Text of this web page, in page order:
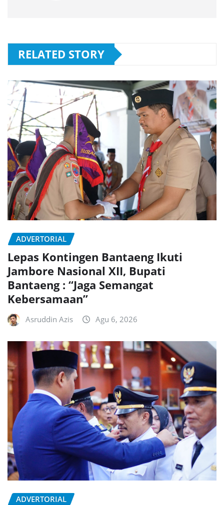
RELATED STORY
ADVERTORIAL
Lepas Kontingen Bantaeng Ikuti
Jambore Nasional XII, Bupati
Bantaeng : “Jaga Semangat
Kebersamaan”
Asruddin Azis Agu 6, 2026
ADVERTORIAL